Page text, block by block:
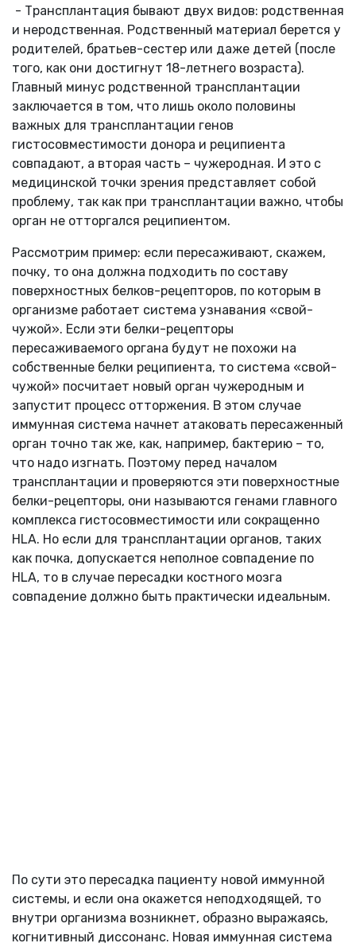
- Трансплантация бывают двух видов: родственная
и неродственная. Родственный материал берется у
родителей, братьев-сестер или даже детей (после
того, как они достигнут 18-летнего возраста).
Главный минус родственной трансплантации
заключается в том, что лишь около половины
важных для трансплантации генов
гистосовместимости донора и реципиента
совпадают, а вторая часть – чужеродная. И это с
медицинской точки зрения представляет собой
проблему, так как при трансплантации важно, чтобы
орган не отторгался реципиентом.
Рассмотрим пример: если пересаживают, скажем,
почку, то она должна подходить по составу
поверхностных белков-рецепторов, по которым в
организме работает система узнавания «свой-
чужой». Если эти белки-рецепторы
пересаживаемого органа будут не похожи на
собственные белки реципиента, то система «свой-
чужой» посчитает новый орган чужеродным и
запустит процесс отторжения. В этом случае
иммунная система начнет атаковать пересаженный
орган точно так же, как, например, бактерию – то,
что надо изгнать. Поэтому перед началом
трансплантации и проверяются эти поверхностные
белки-рецепторы, они называются генами главного
комплекса гистосовместимости или сокращенно
HLA. Но если для трансплантации органов, таких
как почка, допускается неполное совпадение по
HLA, то в случае пересадки костного мозга
совпадение должно быть практически идеальным.
По сути это пересадка пациенту новой иммунной
системы, и если она окажется неподходящей, то
внутри организма возникнет, образно выражаясь,
когнитивный диссонанс. Новая иммунная система